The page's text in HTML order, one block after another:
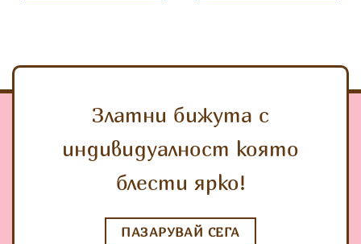
Златни бижута с
индивидуалност която
блести ярко!
ПАЗАРУВАЙ СЕГА